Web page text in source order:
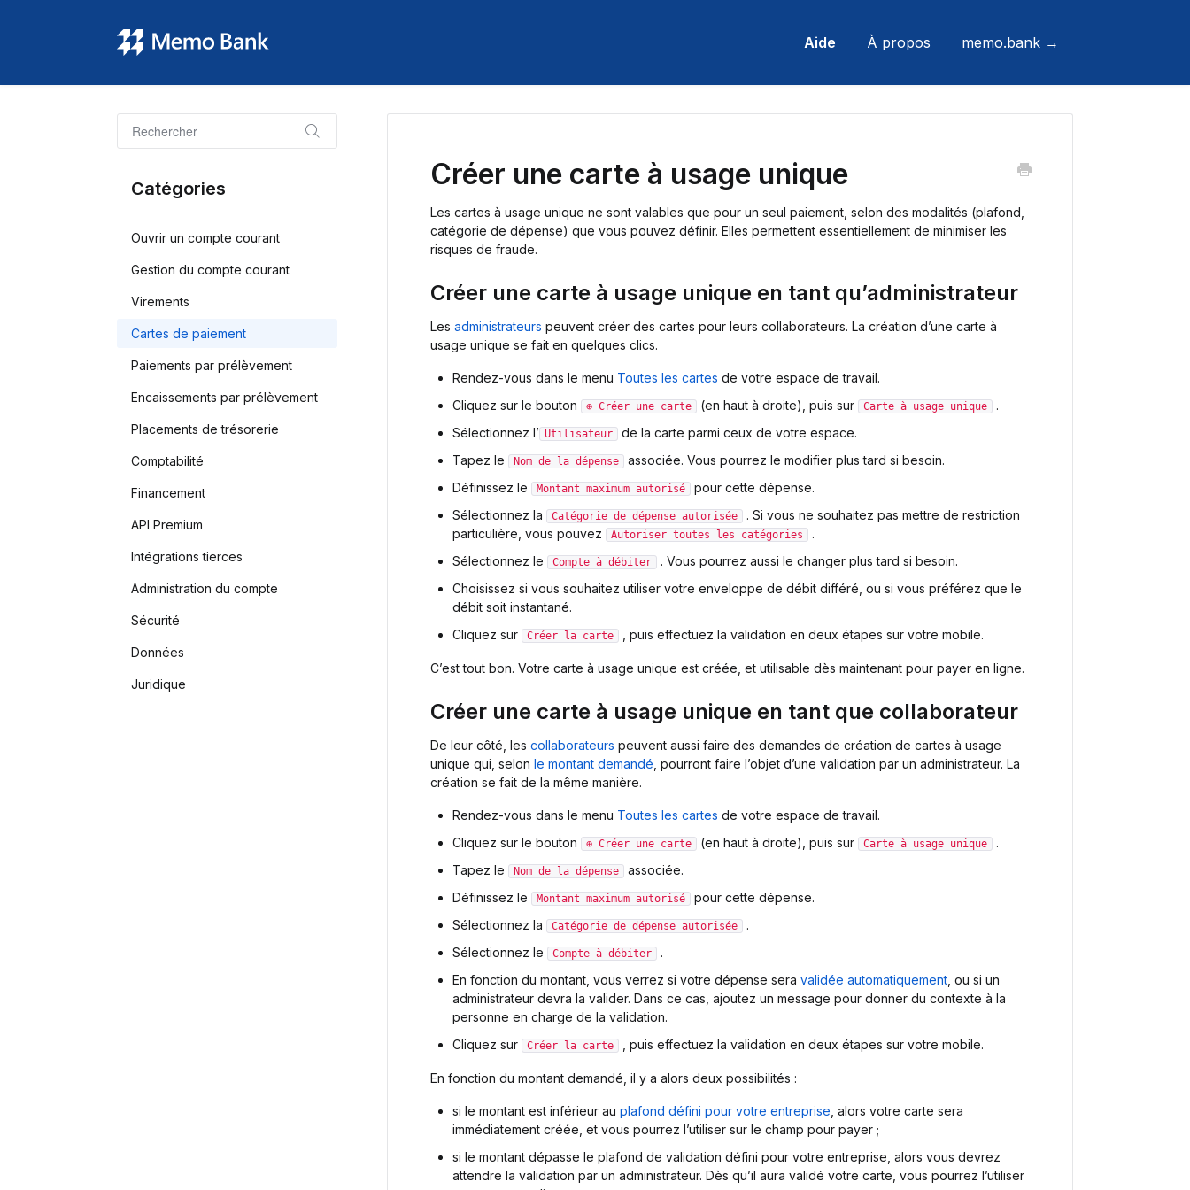
Aide À propos memo.bank →
Créer une carte à usage unique
Les cartes à usage unique ne sont valables que pour un seul paiement, selon des modalités (plafond,
catégorie de dépense) que vous pouvez définir. Elles permettent essentiellement de minimiser les
risques de fraude.
Créer une carte à usage unique en tant qu’administrateur
Les administrateurs peuvent créer des cartes pour leurs collaborateurs. La création d’une carte à
usage unique se fait en quelques clics.
Rendez-vous dans le menu Toutes les cartes de votre espace de travail.
Cliquez sur le bouton
⊕ Créer une carte (en haut à droite), puis sur Carte à usage unique .
Sélectionnez l’ Utilisateur de la carte parmi ceux de votre espace.
Tapez le
Nom de la dépense associée. Vous pourrez le modifier plus tard si besoin.
Définissez le
Montant maximum autorisé pour cette dépense.
Sélectionnez la
Catégorie de dépense autorisée . Si vous ne souhaitez pas mettre de restriction
particulière, vous pouvez
Autoriser toutes les catégories .
Sélectionnez le
Compte à débiter . Vous pourrez aussi le changer plus tard si besoin.
Choisissez si vous souhaitez utiliser votre enveloppe de débit différé, ou si vous préférez que le
débit soit instantané.
Cliquez sur
Créer la carte , puis effectuez la validation en deux étapes sur votre mobile.
C’est tout bon. Votre carte à usage unique est créée, et utilisable dès maintenant pour payer en ligne.
Créer une carte à usage unique en tant que collaborateur
De leur côté, les collaborateurs peuvent aussi faire des demandes de création de cartes à usage
unique qui, selon le montant demandé , pourront faire l’objet d’une validation par un administrateur. La
création se fait de la même manière.
Rendez-vous dans le menu Toutes les cartes de votre espace de travail.
Cliquez sur le bouton
⊕ Créer une carte (en haut à droite), puis sur Carte à usage unique .
Tapez le
Nom de la dépense associée.
Définissez le
Montant maximum autorisé pour cette dépense.
Sélectionnez la
Catégorie de dépense autorisée .
Sélectionnez le
Compte à débiter .
En fonction du montant, vous verrez si votre dépense sera validée automatiquement, ou si un
administrateur devra la valider. Dans ce cas, ajoutez un message pour donner du contexte à la
personne en charge de la validation.
Cliquez sur
Créer la carte , puis effectuez la validation en deux étapes sur votre mobile.
En fonction du montant demandé, il y a alors deux possibilités :
si le montant est inférieur au plafond défini pour votre entreprise , alors votre carte sera
immédiatement créée, et vous pourrez l’utiliser sur le champ pour payer ;
si le montant dépasse le plafond de validation défini pour votre entreprise, alors vous devrez
attendre la validation par un administrateur. Dès qu’il aura validé votre carte, vous pourrez l’utiliser
Catégories
Ouvrir un compte courant
Gestion du compte courant
Virements
Cartes de paiement
Paiements par prélèvement
Encaissements par prélèvement
Placements de trésorerie
Comptabilité
Financement
API Premium
Intégrations tierces
Administration du compte
Sécurité
Données
Juridique